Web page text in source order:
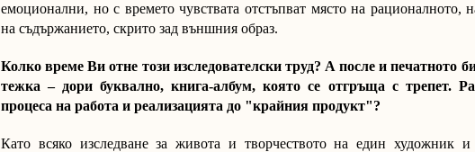
емоционални, но с времето чувствата отстъпват място на рационалното,
на съдържанието, скрито зад външния образ.
Колко време Ви отне този изследователски труд? А после и печатното
тежка – дори буквално, книга-албум, която се отгръща с трепет.
процеса на работа и реализацията до "крайния продукт"?
Като всяко изследване за живота и творчеството на един художник и